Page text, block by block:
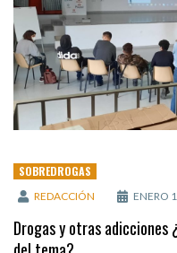
SOBREDROGAS
REDACCIÓN ENERO
Drogas y otras